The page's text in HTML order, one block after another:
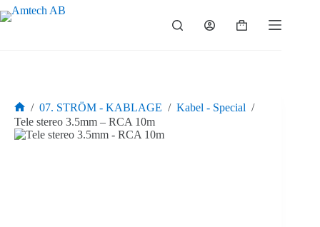
Hoppa
till
Varukorg
Hem
/ 07. STRÖM - KABLAGE / Kabel - Special /
Tele stereo 3.5mm – RCA 10m